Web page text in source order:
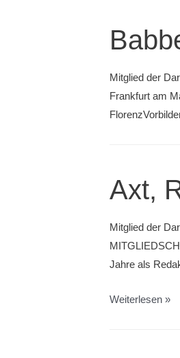
Mitglied der
Frankfurt am
Axt,
Mitglied der
Jahre als
Axt,
Weiterlesen »